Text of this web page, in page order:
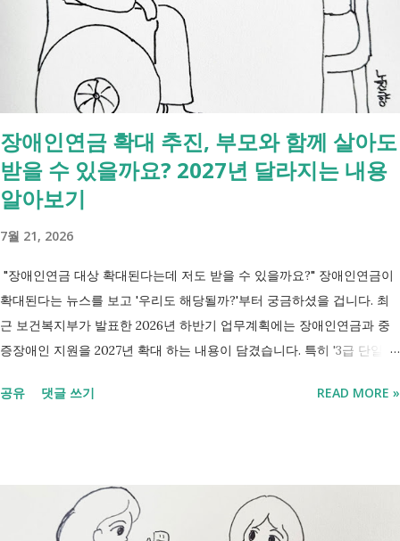
것] 구분 조회 가능 조회 불가 금융 은행, 보험, 증권 사금융, 개인 간 거래
세금 국세, 지방세 - 자산 부동산, 자동차 해외 자산, 현금 기타 연금 사업
상 채무, 구독 [함께보면 좋은 링크] - 부모님 사망 후 ...
장애인연금 확대 추진, 부모와 함께 살아도
받을 수 있을까요? 2027년 달라지는 내용
알아보기
7월 21, 2026
"장애인연금 대상 확대된다는데 저도 받을 수 있을까요?" 장애인연금이
확대된다는 뉴스를 보고 '우리도 해당될까?'부터 궁금하셨을 겁니다. 최
근 보건복지부가 발표한 2026년 하반기 업무계획에는 장애인연금과 중
증장애인 지원을 2027년 확대 하는 내용이 담겼습니다. 특히 '3급 단일장
포함되면서 많은 분들이 관심을 갖고 있습니다. 이번 글에서는 장애인과
일 발표된 보건복지부 업무계획에 담긴 내용은 무엇인가요? 2027년 보건
복지부의 업무계획에 담긴 장애인관련은 어떤 내용이 있는지 살펴보겠습
공유 댓글 쓰기 READ MORE »